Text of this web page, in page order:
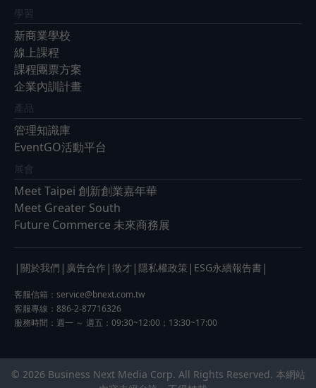
學習
新商業學校
線上課程
課程團票方案
企業內訓計畫
產品
管理知識庫
EventGO活動平台
展會
Meet Taipei 創新創業嘉年華
Meet Greater South
Future Commerce 未來商務展
| 關於我們 | 廣告合作 | 徵才 | 隱私權政策 | ESG永續報告書 |
客服信箱： service@bnext.com.tw
客服專線：886-2-87716326
服務時間：週一 ～ 週五：09:30~12:00；13:30~17:00
© 2026 Business Next Media Corp. All Rights Reserved. 本網站